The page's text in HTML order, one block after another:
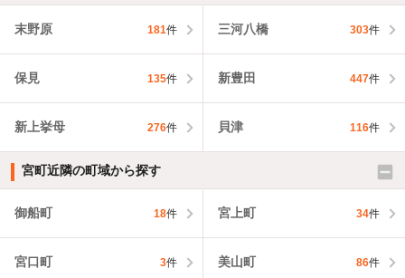
末野原 181件 三河八橋 303件
保見 135件 新豊田 447件
新上挙母 276件 貝津 116件
宮町近隣の町域から探す
御船町 18件 宮上町 34件
宮口町 3件 美山町 86件